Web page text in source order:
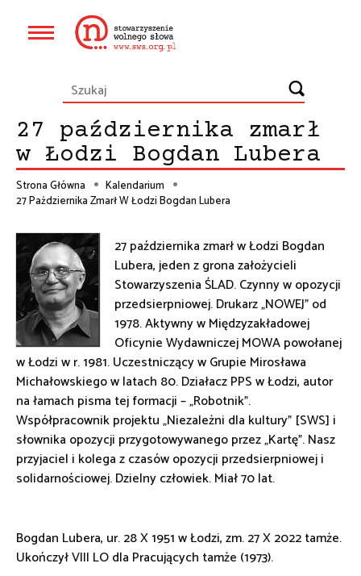
Główna
27 października zmarł
w Łodzi Bogdan Lubera
Ścieżka
nawigacyjna
Strona Główna
Kalendarium
27 Października Zmarł W Łodzi Bogdan Lubera
27 października zmarł w Łodzi Bogdan
Lubera, jeden z grona założycieli
Stowarzyszenia ŚLAD. Czynny w opozycji
przedsierpniowej. Drukarz „NOWEJ” od
1978. Aktywny w Międzyzakładowej
Oficynie Wydawniczej MOWA powołanej
w Łodzi w r. 1981. Uczestniczący w Grupie Mirosława
Michałowskiego w latach 80. Działacz PPS w Łodzi, autor
na łamach pisma tej formacji – „Robotnik”.
Współpracownik projektu „Niezależni dla kultury” [SWS] i
słownika opozycji przygotowywanego przez „Kartę”. Nasz
przyjaciel i kolega z czasów opozycji przedsierpniowej i
solidarnościowej. Dzielny człowiek. Miał 70 lat.
Bogdan Lubera, ur. 28 X 1951 w Łodzi, zm. 27 X 2022 tamże.
Ukończył VIII LO dla Pracujących tamże (1973).